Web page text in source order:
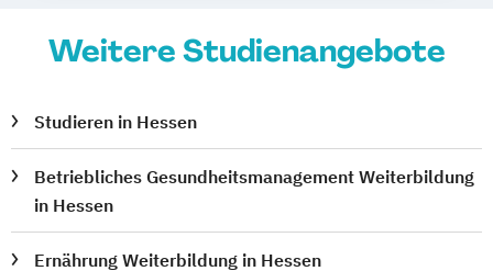
Weitere Studienangebote
Studieren in Hessen
Betriebliches Gesundheitsmanagement Weiterbildung
in Hessen
Ernährung Weiterbildung in Hessen